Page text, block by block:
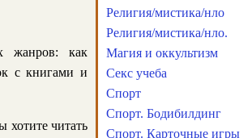
жанров: как
с книгами и
хотите читать
Религия/мистика/нло
Религия/мистика/нло.
Магия и оккультизм
Секс учеба
Спорт
Спорт. Бодибилдинг
Спорт. Карточные игры